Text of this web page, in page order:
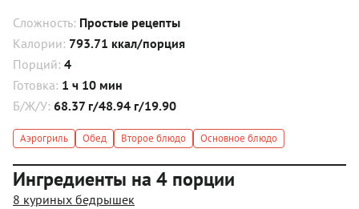
Сложность: Простые рецепты
Калории: 793.71 ккал/порция
Порций: 4
Готовка: 1 ч 10 мин
Б/Ж/У: 68.37 г/48.94 г/19.90
Аэрогриль Обед Второе блюдо Основное блюдо
Ингредиенты на 4 порции
8 куриных бедрышек